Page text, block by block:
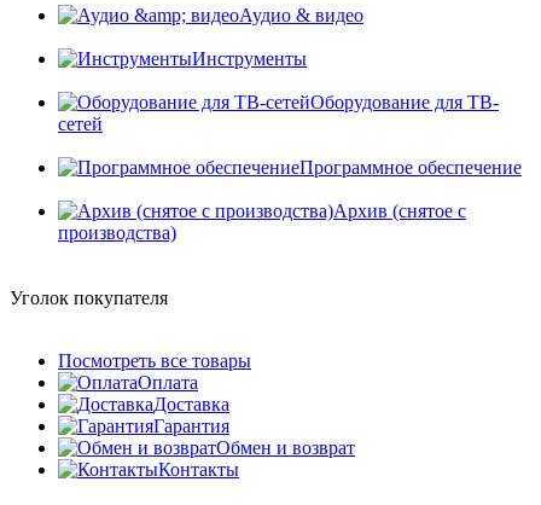
Аудио & видео
Инструменты
Оборудование для ТВ-
сетей
Программное обеспечение
Архив (снятое с
производства)
Уголок покупателя
Посмотреть все товары
Оплата
Доставка
Гарантия
Обмен и возврат
Контакты